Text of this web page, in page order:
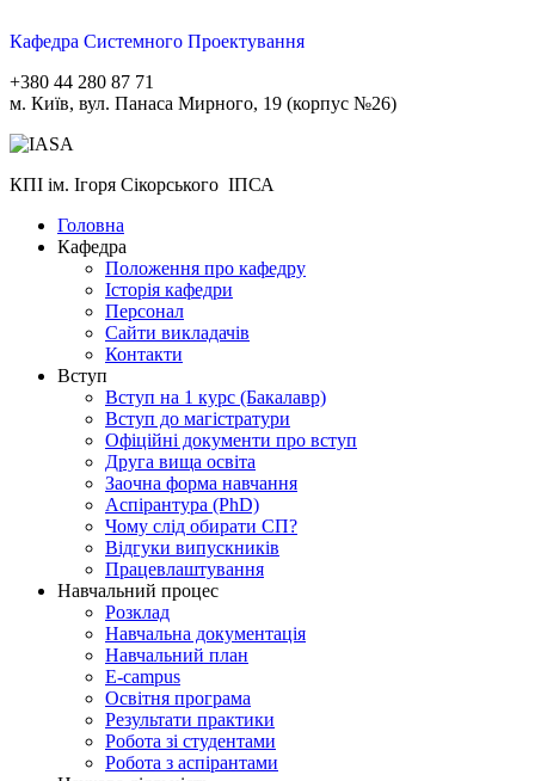
Кафедра Системного Проектування
+380 44 280 87 71
м. Київ, вул. Панаса Мирного, 19 (корпус №26)
КПІ ім. Ігоря Сікорського ІПСА
Головна
Кафедра
Положення про кафедру
Історія кафедри
Персонал
Сайти викладачів
Контакти
Вступ
Вступ на 1 курс (Бакалавр)
Вступ до магістратури
Офіційні документи про вступ
Друга вища освіта
Заочна форма навчання
Aспірантура (PhD)
Чому слід обирати СП?
Відгуки випускників
Працевлаштування
Навчальний процес
Розклад
Навчальна документація
Навчальний план
E-campus
Освітня програма
Результати практики
Робота зі студентами
Робота з аспірантами